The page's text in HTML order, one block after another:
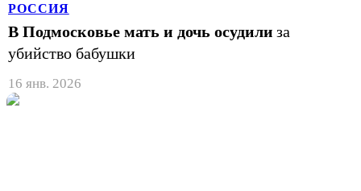
РОССИЯ
В Подмосковье мать и дочь осудили за
убийство бабушки
16 янв. 2026